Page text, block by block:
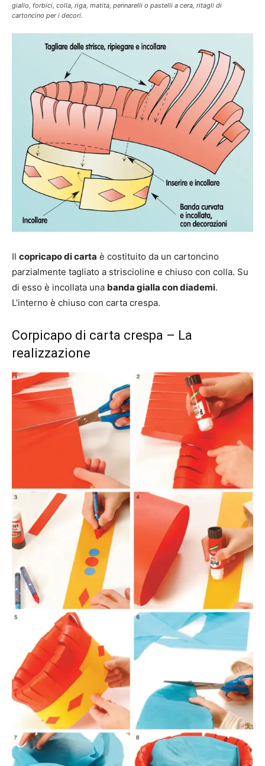
giallo, forbici, colla, riga, matita, pennarelli o pastelli a cera, ritagli di
cartoncino per i decori.
Il copricapo di carta è costituito da un cartoncino
parzialmente tagliato a striscioline e chiuso con colla. Su
di esso è incollata una banda gialla con diademi.
L’interno è chiuso con carta crespa.
Corpicapo di carta crespa – La
realizzazione